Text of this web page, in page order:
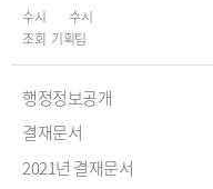
수시
수시
기획팀
행정정보공개
결재문서
2021년 결재문서